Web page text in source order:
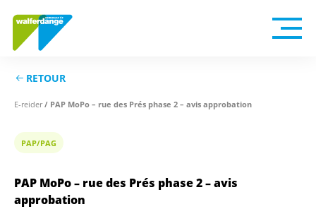
RETOUR
E-reider/ PAP MoPo – rue des Prés phase 2 – avis approbation
PAP/PAG
PAP MoPo – rue des Prés phase 2 – avis
approbation